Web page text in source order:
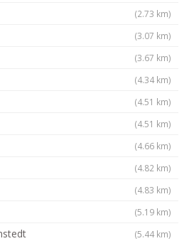
(2.73 km)
(3.07 km)
(3.67 km)
(4.34 km)
(4.51 km)
(4.51 km)
(4.66 km)
(4.82 km)
(4.83 km)
(5.19 km)
(5.44 km)